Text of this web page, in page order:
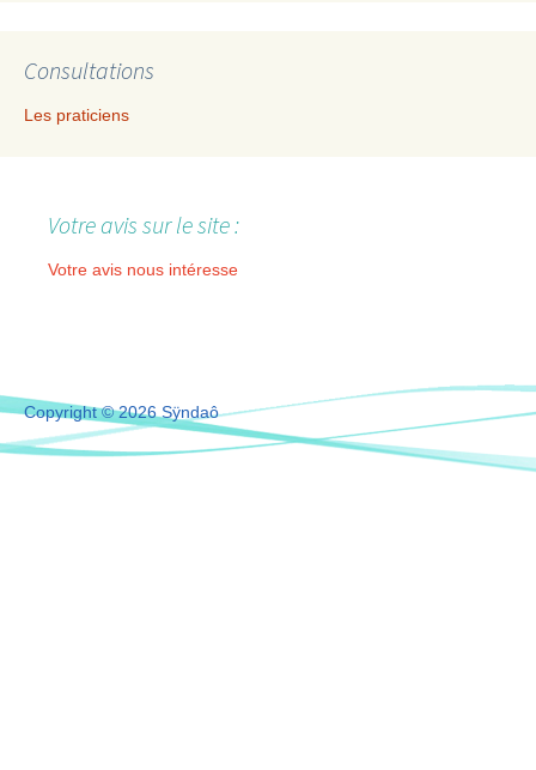
Consultations
Les praticiens
Votre avis sur le site :
Votre avis nous intéresse
Copyright © 2026 Sÿndaô